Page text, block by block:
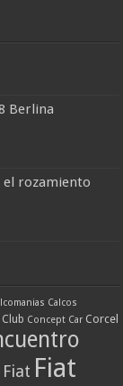
Berlina
rozamiento
Calcos
Club Concept Car Corcel
Fiat Fiat